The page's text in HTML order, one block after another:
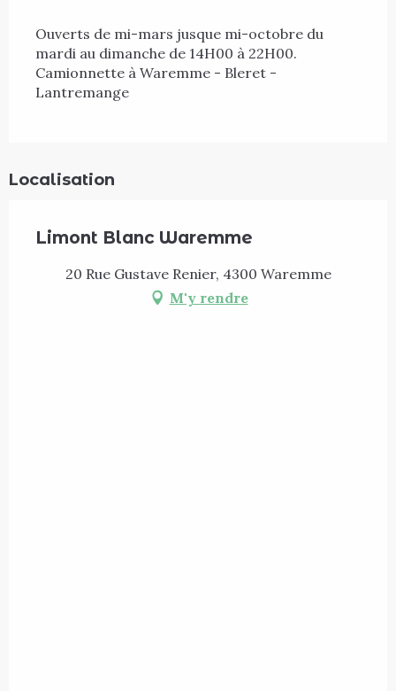
Ouverts de mi-mars jusque mi-octobre du
mardi au dimanche de 14H00 à 22H00.
Camionnette à Waremme - Bleret -
Lantremange
Localisation
Limont Blanc Waremme
20 Rue Gustave Renier, 4300 Waremme
M'y rendre